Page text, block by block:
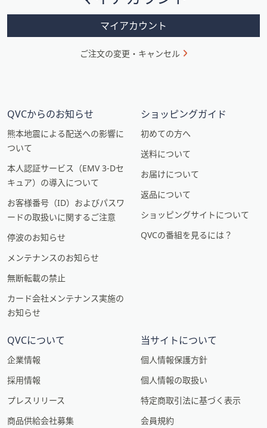
ン
マイアカウント
ご注文の変更・キャンセル
QVCからのお知らせ
熊本地震による配送への影響に
ついて
本人認証サービス（EMV 3-Dセ
キュア）の導入について
お客様番号（ID）およびパスワ
ードの取扱いに関するご注意
停波のお知らせ
メンテナンスのお知らせ
無断転載の禁止
カード会社メンテナンス実施の
お知らせ
ショッピングガイド
初めての方へ
送料について
お届けについて
返品について
ショッピングサイトについて
QVCの番組を見るには？
QVCについて
企業情報
採用情報
プレスリリース
商品供給会社募集
当サイトについて
個人情報保護方針
個人情報の取扱い
特定商取引法に基づく表示
会員規約